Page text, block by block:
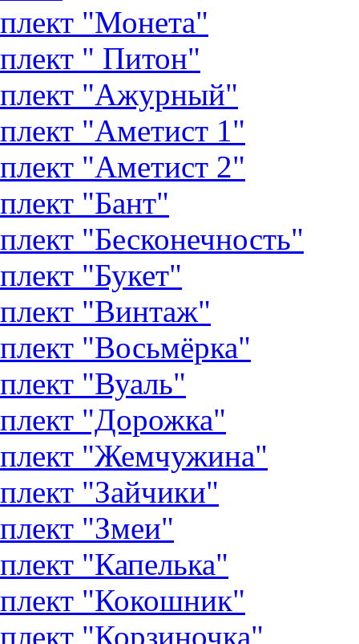
"Монета"
" Питон"
"Ажурный"
"Аметист 1"
"Аметист 2"
"Бант"
"Бесконечность"
"Букет"
"Винтаж"
"Восьмёрка"
"Вуаль"
"Дорожка"
"Жемчужина"
"Зайчики"
"Змеи"
"Капелька"
"Кокошник"
"Корзиночка"